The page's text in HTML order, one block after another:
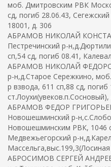
моб. Дмитровским РВК
сд, погиб 28.06.43,
18001, д. 306
АБРАМОВ НИКОЛАЙ
Пестречинский р-
сп,54 сд, погиб 08.41,
АБРАМОВ НИКОЛАЙ
р-н,д.Старое Сережкино,
р взвода, 611 сп,88 сд, погиб
АБРАМОВ ФЕДОР
Новошешминский р-
Новошешминским РВК, 1046
Медвежьегорский р-
АБРОСИМОВ СЕРГЕЙ